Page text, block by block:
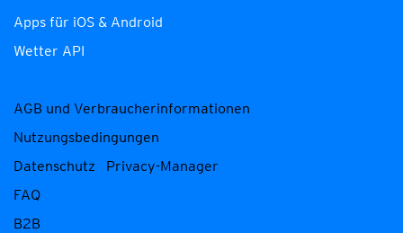
Apps für iOS & Android
Wetter API
AGB und Verbraucherinformationen
Nutzungsbedingungen
Datenschutz
Privacy-Manager
FAQ
B2B